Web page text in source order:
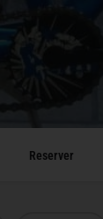
Reserver